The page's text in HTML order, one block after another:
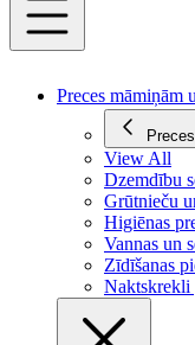
Preces māmiņām
View All
Dzemdību
Grūtnieču
Higiēnas
Vannas un
Zīdīšanas
Naktskrekli